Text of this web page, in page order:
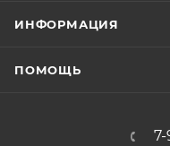
ИНФОРМАЦИЯ
ПОМОЩЬ
7-